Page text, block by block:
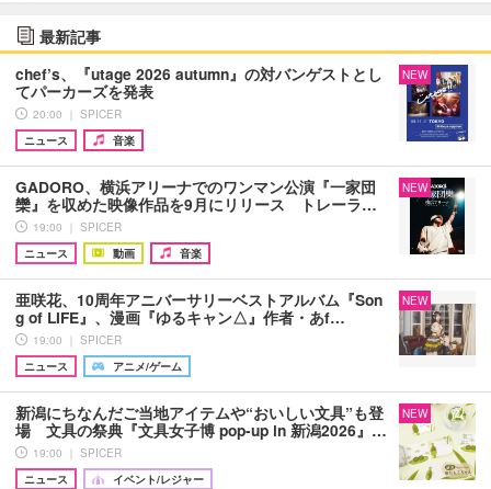
最新記事
chef’s、『utage 2026 autumn』の対バンゲストとし
てパーカーズを発表
20:00 ｜ SPICER
ニュース
音楽
NEW
GADORO、横浜アリーナでのワンマン公演『一家団
欒』を収めた映像作品を9月にリリース トレーラ…
19:00 ｜ SPICER
ニュース
動画 音楽
NEW
亜咲花、10周年アニバーサリーベストアルバム『Son
g of LIFE』、漫画『ゆるキャン△』作者・あf…
19:00 ｜ SPICER
ニュース
アニメ/ゲーム
NEW
新潟にちなんだご当地アイテムや“おいしい文具”も登
場 文具の祭典『文具女子博 pop-up in 新潟2026』…
19:00 ｜ SPICER
ニュース
イベント/レジャー
NEW